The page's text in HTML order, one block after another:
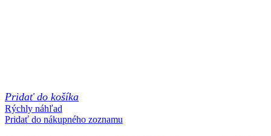
Pridať do košíka
Rýchly náhľad
Pridať do nákupného zoznamu